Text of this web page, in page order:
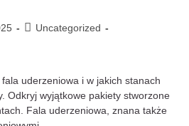
Uncategorized
uderzeniowa i w jakich stanach
Odkryj wyjątkowe pakiety stworzone
Fala uderzeniowa, znana także